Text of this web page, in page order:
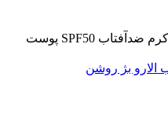
کرم ضدآفتاب SPF50 پوست